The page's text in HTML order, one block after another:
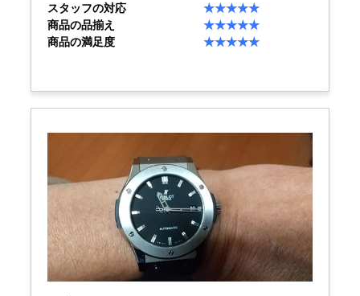
買取専門サロン
買取ご成約者様限定5万円クーポン
修理・メンテナンスをご希望の方
修理・メンテンナンスについて
オーバーホールについて
スタッフの対応
★★★★★
商品の品揃え
★★★★★
商品の満足度
★★★★★